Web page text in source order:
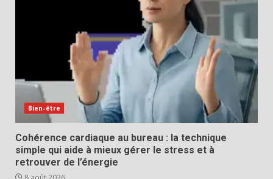
Bien-être
Cohérence cardiaque au bureau : la technique
simple qui aide à mieux gérer le stress et à
retrouver de l’énergie